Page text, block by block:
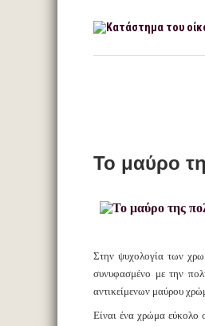
Το μαύρο
Στην ψυχολογία των
συνυφασμένο με την
αντικείμενων μαύρου
Είναι ένα χρώμα εύκολο